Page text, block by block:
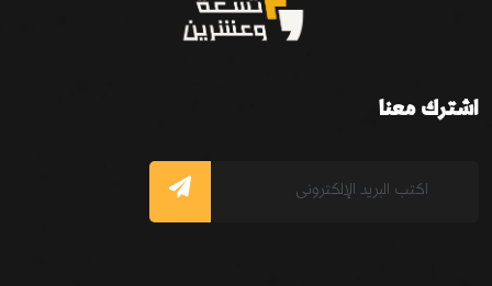
اشترك معنا